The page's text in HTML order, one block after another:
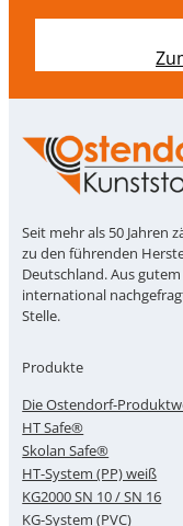
Seit mehr als 50 Jahren
zu den führenden
Deutschland. Aus
international
Stelle.
Produkte
Die Ostendorf-
HT Safe®
Skolan Safe®
HT-System (PP) weiß
KG2000 SN 10 / SN 16
KG-System (PVC)